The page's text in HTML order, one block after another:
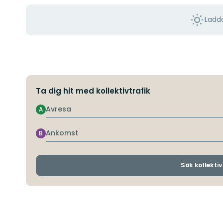
Ta dig hit med kollektivtrafik
Avresa
A
Ankomst
B
Sök